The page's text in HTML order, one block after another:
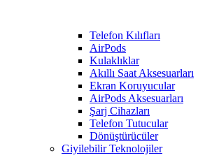
Telefon Kılıfları
AirPods
Kulaklıklar
Akıllı Saat Aksesuarları
Ekran Koruyucular
AirPods Aksesuarları
Şarj Cihazları
Telefon Tutucular
Dönüştürücüler
Giyilebilir Teknolojiler